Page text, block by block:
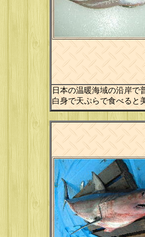
日本の温暖海域の沿岸で
白身で天ぷらで食べると